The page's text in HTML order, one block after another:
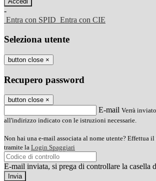
-
Entra con SPID Entra con CIE
Seleziona utente
button close ×
Recupero password
button close ×
E-mail Verrà
all'indirizzo indicato con le istruzioni necessarie.
Non hai una e-mail associata al nome utente? Effettua il
tramite la Login Spaggiari
E-mail inviata, si prega di controllare la casella